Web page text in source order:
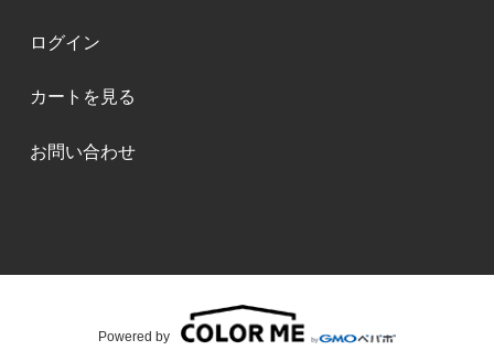
ログイン
カートを見る
お問い合わせ
Powered by